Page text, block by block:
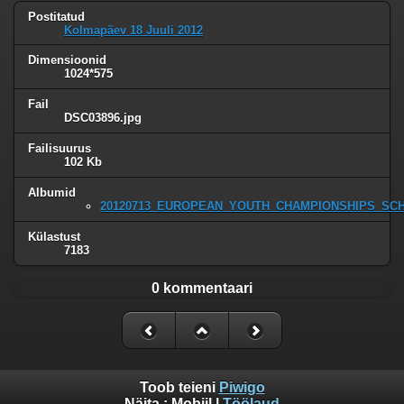
Postitatud
Kolmapäev 18 Juuli 2012
Dimensioonid
1024*575
Fail
DSC03896.jpg
Failisuurus
102 Kb
Albumid
Külastust
7183
0 kommentaari
Toob teieni Piwigo